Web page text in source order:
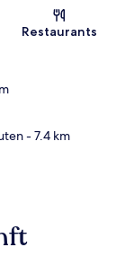
Restaurants
- 7.4 km